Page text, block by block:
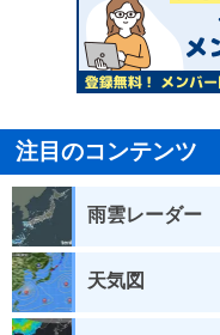
注目のコンテンツ
雨雲レーダー
天気図